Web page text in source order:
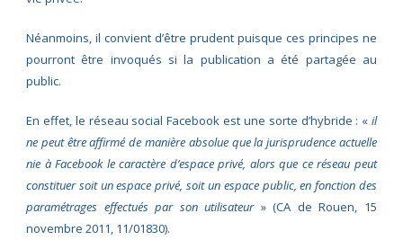
Néanmoins, il convient d’être prudent puisque ces principes ne
pourront être invoqués si la publication a été partagée au
public.
En effet, le réseau social Facebook est une sorte d’hybride : « il
ne peut être affirmé de manière absolue que la jurisprudence actuelle
nie à Facebook le caractère d’espace privé, alors que ce réseau peut
constituer soit un espace privé, soit un espace public, en fonction des
paramétrages effectués par son utilisateur» (CA de Rouen, 15
novembre 2011, 11/01830).